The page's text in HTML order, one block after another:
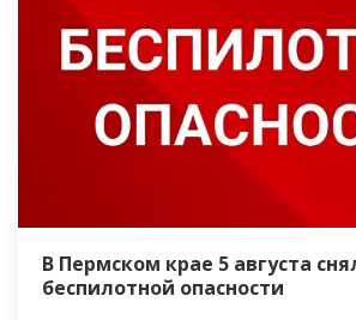
В Пермском крае 5 августа
беспилотной опасности